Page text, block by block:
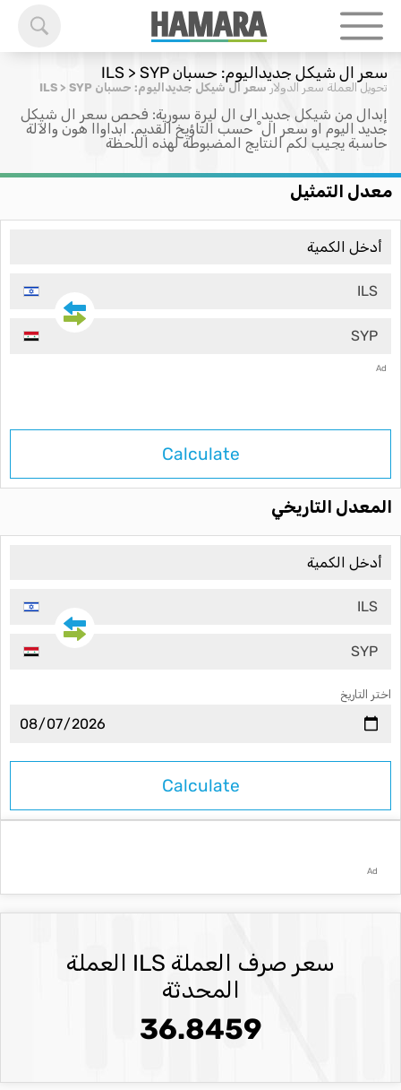
سعر ال شيكل جديداليوم: حسبان ILS > SYP
تحويل العملة سعر الدولار سعر ال شيكل جديداليوم: حسبان ILS > SYP
إبدال من شيكل جديد الى ال ليرة سورية: فحص سعر ال شيكل
جديد اليوم او سعر ال ْ حسب التاؤيخ القديم. ابداواا هون والآلة
حاسبة يجيب لكم النتايج المضبوطة لهذه اللحظة
معدل التمثيل
ILS
SYP
Ad
Calculate
المعدل التاريخي
ILS
SYP
اختر التاريخ
Ad
سعر صرف العملة ILS العملة
المحدثة
36.8459